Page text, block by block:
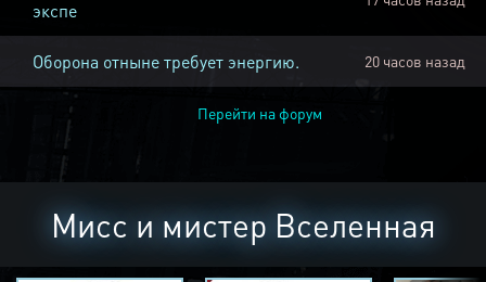
экспе
Оборона отныне требует энергию. 20 часов назад
Перейти на форум
Мисс и мистер Вселенная